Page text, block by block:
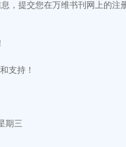
，提交您在万维书刊网上的注
支持！
期三